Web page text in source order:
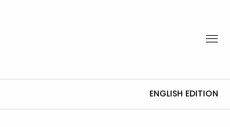
ENGLISH EDITION